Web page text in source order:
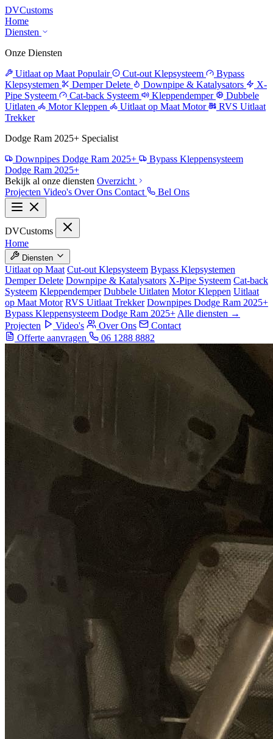
DVCustoms
Home
Diensten
Onze Diensten
Uitlaat op Maat Populair Cut-out Klepsysteem
Bypass
Klepsystemen
Demper Delete Downpipe & Katalysators
X-
Pipe Systeem
Cat-back Systeem Kleppendemper
Dubbele
Uitlaten
Motor Kleppen Uitlaat op Maat Motor
RVS Uitlaat
Trekker
Dodge Ram 2025+ Specialist
Downpipes Dodge Ram 2025+
Bypass Kleppensysteem
Dodge Ram 2025+
Bekijk al onze diensten Overzicht
Projecten Video's Over Ons Contact Bel Ons
DVCustoms
Home
Diensten
Uitlaat op Maat Cut-out Klepsysteem Bypass Klepsystemen
Demper Delete Downpipe & Katalysators X-Pipe Systeem Cat-back
Systeem Kleppendemper Dubbele Uitlaten Motor Kleppen Uitlaat
op Maat Motor RVS Uitlaat Trekker Downpipes Dodge Ram 2025+
Bypass Kleppensysteem Dodge Ram 2025+ Alle diensten →
Projecten
Video's Over Ons
Contact
Offerte aanvragen
06 1288 8882